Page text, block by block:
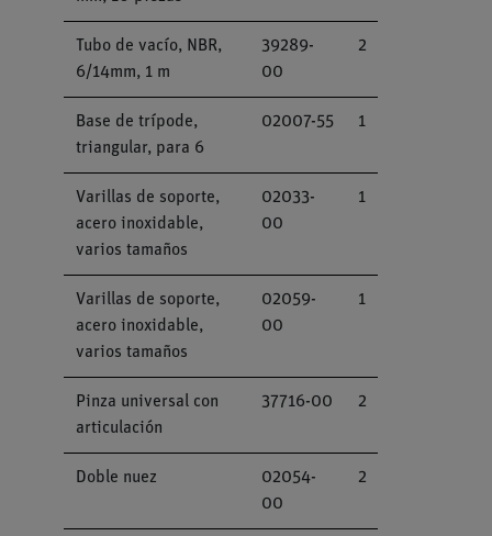
Tubo de vacío, NBR,
6/14mm, 1 m
39289-
00
2
Base de trípode,
triangular, para 6
02007-55 1
Varillas de soporte,
acero inoxidable,
varios tamaños
02033-
00
1
Varillas de soporte,
acero inoxidable,
varios tamaños
02059-
00
1
Pinza universal con
articulación
37716-00 2
Doble nuez
02054-
00
2